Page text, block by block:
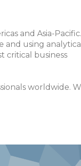
and Asia-
and using
critical business
worldwide.